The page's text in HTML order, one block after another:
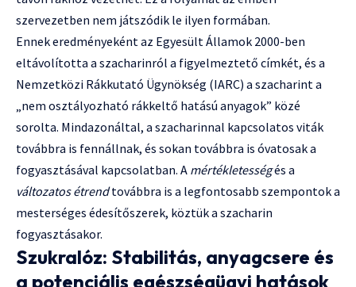
szervezetben nem játszódik le ilyen formában.
Ennek eredményeként az Egyesült Államok 2000-ben
eltávolította a szacharinról a figyelmeztető címkét, és a
Nemzetközi Rákkutató Ügynökség (IARC) a szacharint a
„nem osztályozható rákkeltő hatású anyagok” közé
sorolta. Mindazonáltal, a szacharinnal kapcsolatos viták
továbbra is fennállnak, és sokan továbbra is óvatosak a
fogyasztásával kapcsolatban. A mértékletességés a
változatos étrendtovábbra is a legfontosabb szempontok a
mesterséges édesítőszerek, köztük a szacharin
fogyasztásakor.
Szukralóz: Stabilitás, anyagcsere és
a potenciális egészségügyi hatások